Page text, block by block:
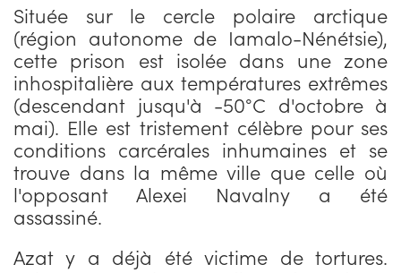
Située sur le cercle polaire arctique
(région autonome de Iamalo-Nénétsie),
cette prison est isolée dans une zone
inhospitalière aux températures extrêmes
(descendant jusqu'à -50°C d'octobre à
mai). Elle est tristement célèbre pour ses
conditions carcérales inhumaines et se
trouve dans la même ville que celle où
l'opposant Alexei Navalny a été
assassiné.
Azat y a déjà été victime de tortures.